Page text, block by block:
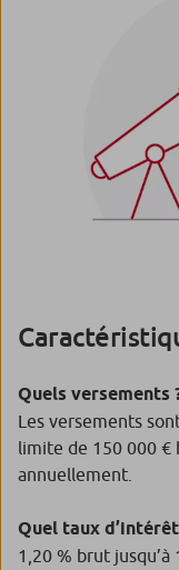
Quels versements
Les versements
limite de 150 000 €
annuellement.
Quel taux
1,20 % brut